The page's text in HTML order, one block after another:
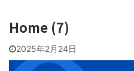
Home (7)
2025年2月24日